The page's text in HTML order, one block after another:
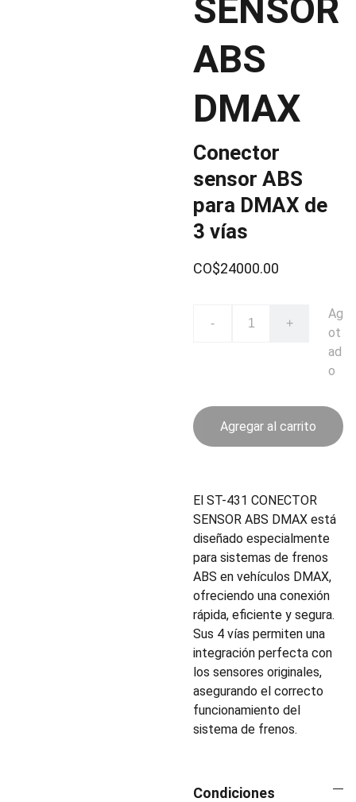
SENSOR
ABS
DMAX
Conector
sensor ABS
para DMAX de
3 vías
CO$24000.00
- +
Ag
ot
ad
o
Agregar al carrito
El ST-431 CONECTOR
SENSOR ABS DMAX está
diseñado especialmente
para sistemas de frenos
ABS en vehículos DMAX,
ofreciendo una conexión
rápida, eficiente y segura.
Sus 4 vías permiten una
integración perfecta con
los sensores originales,
asegurando el correcto
funcionamiento del
sistema de frenos.
Condiciones